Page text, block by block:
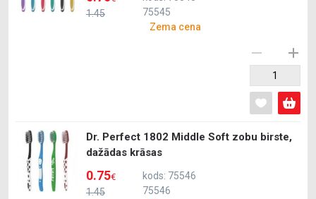
1.45
75545
Zema cena
Dr. Perfect 1802 Middle Soft zobu birste,
dažādas krāsas
1.45
0.75€
kods: 75546
75546